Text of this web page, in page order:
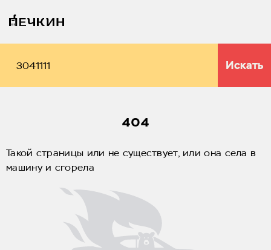
Искать
404
Такой страницы или не существует, или она села в
машину и сгорела